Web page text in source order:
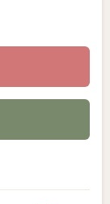
bền, nóng